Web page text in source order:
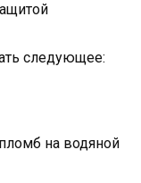
следующее:
на водяной